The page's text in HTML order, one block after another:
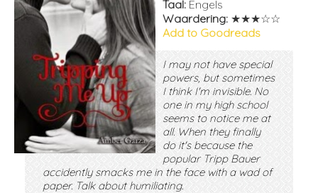
Taal: Engels
Waardering: ★★★☆☆
Add to Goodreads
I may not have special
powers, but sometimes
I think I'm invisible. No
one in my high school
seems to notice me at
all. When they finally
do it's because the
popular Tripp Bauer
accidently smacks me in the face with a wad of
paper. Talk about humiliating.